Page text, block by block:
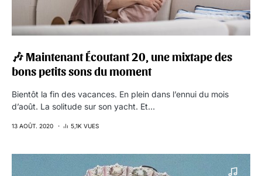
🎶 Maintenant Écoutant 20, une mixtape des
bons petits sons du moment
Bientôt la fin des vacances. En plein dans l’ennui du mois
d’août. La solitude sur son yacht. Et…
13 AOÛT. 2020 5,1K VUES